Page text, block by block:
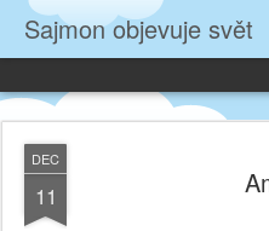
Sajmon objevuje svět
DEC
11